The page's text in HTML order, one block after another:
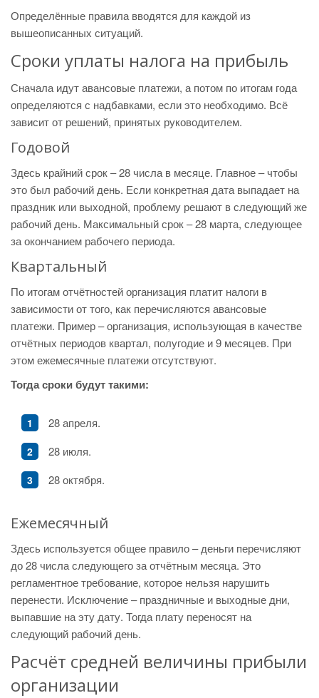
Определённые правила вводятся для каждой из
вышеописанных ситуаций.
Сроки уплаты налога на прибыль
Сначала идут авансовые платежи, а потом по итогам года
определяются с надбавками, если это необходимо. Всё
зависит от решений, принятых руководителем.
Годовой
Здесь крайний срок – 28 числа в месяце. Главное – чтобы
это был рабочий день. Если конкретная дата выпадает на
праздник или выходной, проблему решают в следующий же
рабочий день. Максимальный срок – 28 марта, следующее
за окончанием рабочего периода.
Квартальный
По итогам отчётностей организация платит налоги в
зависимости от того, как перечисляются авансовые
платежи. Пример – организация, использующая в качестве
отчётных периодов квартал, полугодие и 9 месяцев. При
этом ежемесячные платежи отсутствуют.
Тогда сроки будут такими:
28 апреля.
28 июля.
28 октября.
Ежемесячный
Здесь используется общее правило – деньги перечисляют
до 28 числа следующего за отчётным месяца. Это
регламентное требование, которое нельзя нарушить
перенести. Исключение – праздничные и выходные дни,
выпавшие на эту дату. Тогда плату переносят на
следующий рабочий день.
Расчёт средней величины прибыли
организации